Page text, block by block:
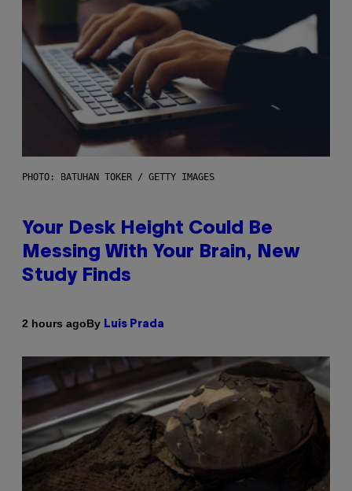
PHOTO: BATUHAN TOKER / GETTY IMAGES
Your Desk Height Could Be
Messing With Your Brain, New
Study Finds
2 hours agoBy Luis Prada